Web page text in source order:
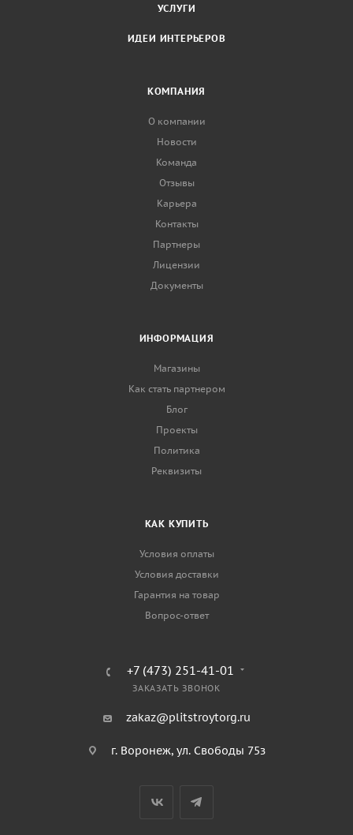
УСЛУГИ
ИДЕИ ИНТЕРЬЕРОВ
КОМПАНИЯ
О компании
Новости
Команда
Отзывы
Карьера
Контакты
Партнеры
Лицензии
Документы
ИНФОРМАЦИЯ
Магазины
Как стать партнером
Блог
Проекты
Политика
Реквизиты
КАК КУПИТЬ
Условия оплаты
Условия доставки
Гарантия на товар
Вопрос-ответ
+7 (473) 251-41-01
ЗАКАЗАТЬ ЗВОНОК
zakaz@plitstroytorg.ru
г. Воронеж, ул. Свободы 75з